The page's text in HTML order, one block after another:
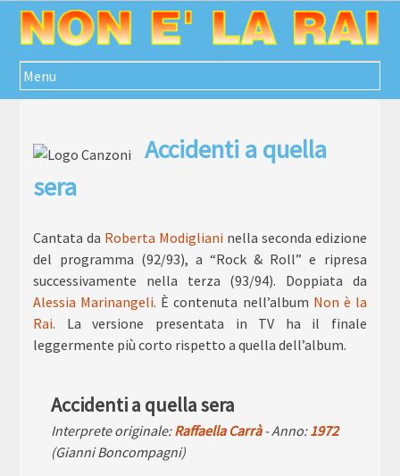
Passa
Menu
Accidenti a quella
sera
Cantata da Roberta Modigliani nella seconda edizione
del programma (92/93), a “Rock & Roll” e ripresa
successivamente nella terza (93/94). Doppiata da
Alessia Marinangeli. È contenuta nell’album Non è la
Rai. La versione presentata in TV ha il finale
leggermente più corto rispetto a quella dell’album.
Accidenti a quella sera
Interprete originale:Raffaella Carrà- Anno:1972
(Gianni Boncompagni)